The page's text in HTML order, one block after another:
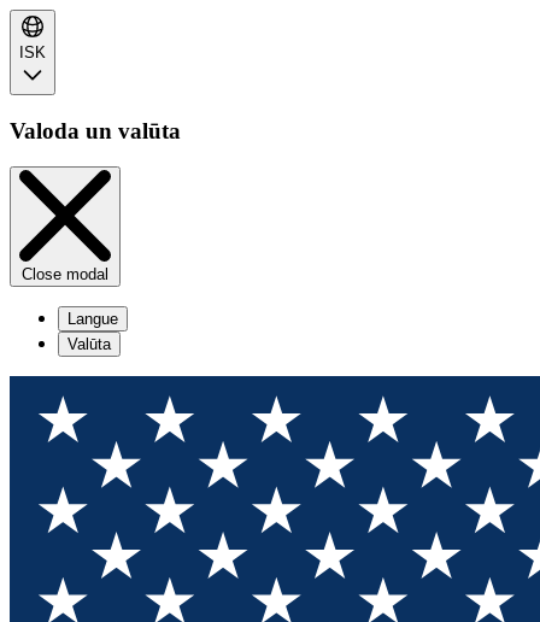
ISK
Valoda un valūta
Close modal
Langue
Valūta